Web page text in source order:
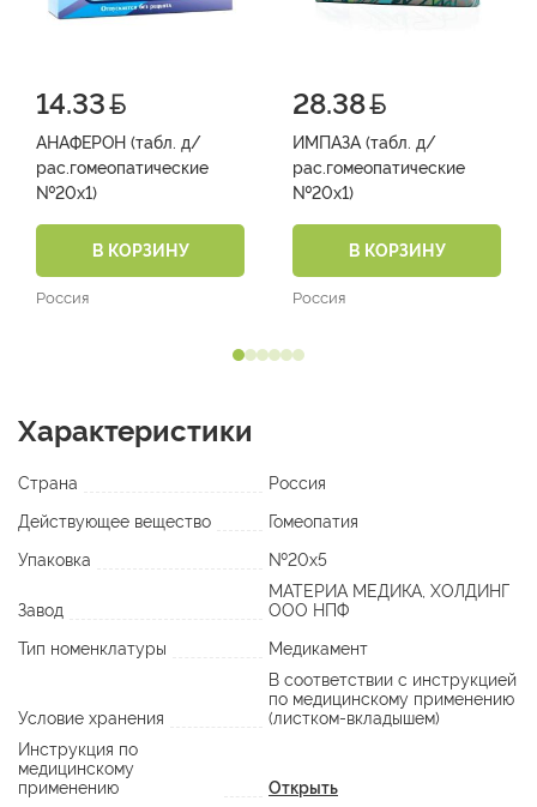
14.33
АНАФЕРОН (табл. д/
рас.гомеопатические
№20х1)
В КОРЗИНУ
Россия
28.38
ИМПАЗА (табл. д/
рас.гомеопатические
№20х1)
В КОРЗИНУ
Россия
Характеристики
Страна
Россия
Действующее вещество
Гомеопатия
Упаковка
№20х5
Завод
МАТЕРИА МЕДИКА, ХОЛДИНГ
ООО НПФ
Тип номенклатуры
Медикамент
Условие хранения
В соответствии с инструкцией
по медицинскому применению
(листком-вкладышем)
Инструкция по
медицинскому
применению
Открыть